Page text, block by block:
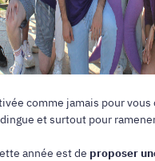
comme jamais pour vous
et surtout pour
année est de proposer